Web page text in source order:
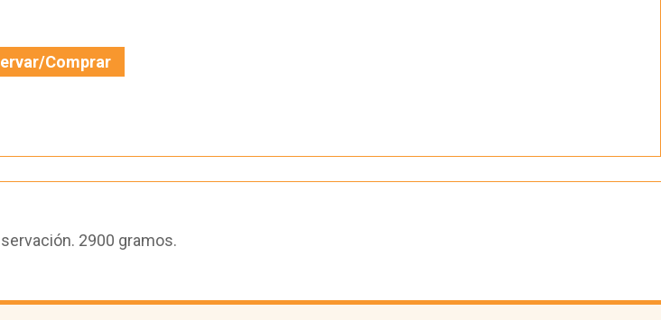
Comprar
2900 gramos.